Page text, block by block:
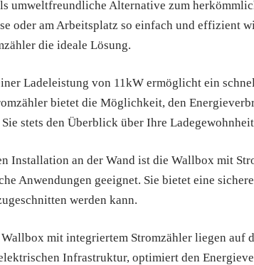
umweltfreundliche Alternative zum
oder am Arbeitsplatz so einfach und effizient
die ideale Lösung.
Ladeleistung von 11kW ermöglicht ein
bietet die Möglichkeit, den
stets den Überblick über Ihre
Installation an der Wand ist die Wallbox mit
Anwendungen geeignet. Sie bietet eine
werden kann.
mit integriertem Stromzähler liegen auf
Infrastruktur, optimiert den